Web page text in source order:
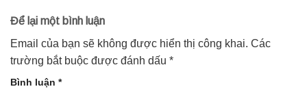
Để lại một bình luận
Email của bạn sẽ không được hiển thị công khai. Các
trường bắt buộc được đánh dấu *
Bình luận *